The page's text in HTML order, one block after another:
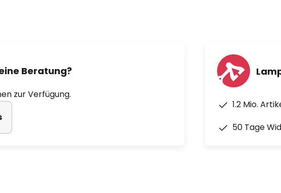
Deckenmontage: Ø 12 m, Wandmontage: 9
2 Lux - 50 Lux
von 5 Sekunden bis 10 Minuten
Beratung?
zur Verfügung.
1.2 Mio.
50 Tage